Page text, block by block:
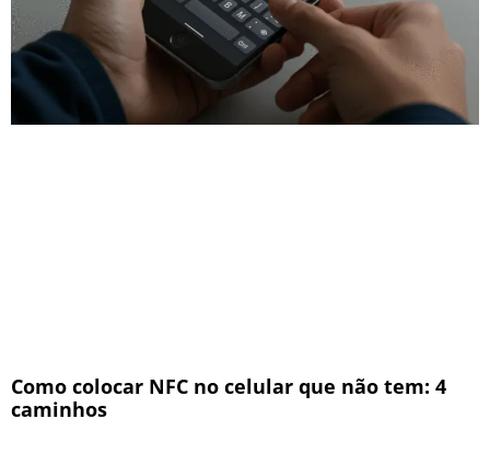
Como colocar NFC no celular que não tem: 4
caminhos